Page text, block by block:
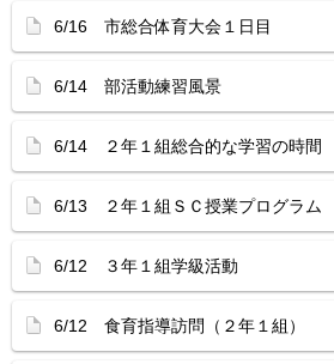
6/16 市総合体育大会１日目
6/14 部活動練習風景
6/14 ２年１組総合的な学習の時間
6/13 ２年１組ＳＣ授業プログラム
6/12 ３年１組学級活動
6/12 食育指導訪問（２年１組）